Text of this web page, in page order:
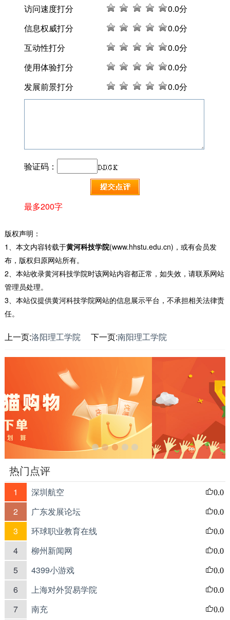
访问速度打分 0.0分
信息权威打分
0.0分
互动性打分
0.0分
使用体验打分
0.0分
发展前景打分
0.0分
验证码：
最多200字
版权声明：
1、本文内容转载于黄河科技学院(www.hhstu.edu.cn)，或有会员发
布，版权归原网站所有。
2、本站收录黄河科技学院时该网站内容都正常，如失效，请联系网站
管理员处理。
3、本站仅提供黄河科技学院网站的信息展示平台，不承担相关法律责
任。
上一页:洛阳理工学院 下一页:南阳理工学院
热门点评
1 深圳航空 0.0
2 广东发展论坛 0.0
3 环球职业教育在线 0.0
4 柳州新闻网 0.0
5 4399小游戏 0.0
6 上海对外贸易学院 0.0
7 南充 0.0